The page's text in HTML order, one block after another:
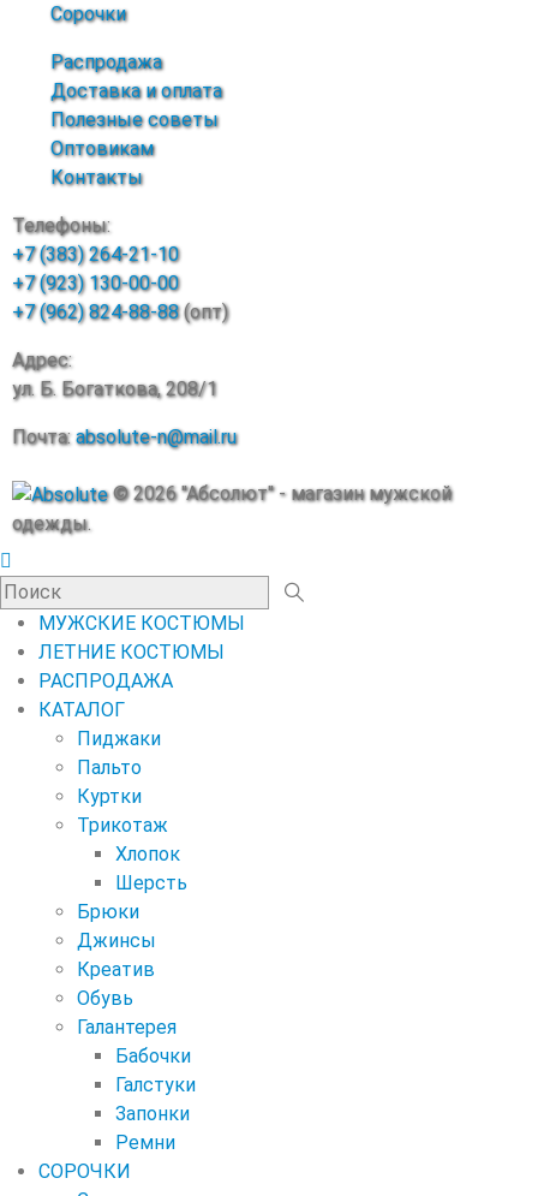
Сорочки
Распродажа
Доставка и оплата
Полезные советы
Оптовикам
Контакты
Телефоны:
+7 (383) 264-21-10
+7 (923) 130-00-00
+7 (962) 824-88-88(опт)
Адрес:
ул. Б. Богаткова, 208/1
Почта: absolute-n@mail.ru
© 2026 "Абсолют" - магазин мужской
одежды.
МУЖСКИЕ КОСТЮМЫ
ЛЕТНИЕ КОСТЮМЫ
РАСПРОДАЖА
КАТАЛОГ
Пиджаки
Пальто
Куртки
Трикотаж
Хлопок
Шерсть
Брюки
Джинсы
Креатив
Обувь
Галантерея
Бабочки
Галстуки
Запонки
Ремни
СОРОЧКИ